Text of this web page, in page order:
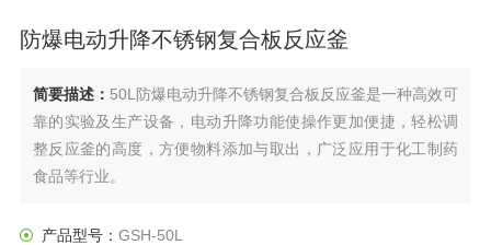
防爆电动升降不锈钢复合板反应釜
简要描述： 50L防爆电动升降不锈钢复合板反应釜是一种高效可
靠的实验及生产设备，电动升降功能使操作更加便捷，轻松调
整反应釜的高度，方便物料添加与取出，广泛应用于化工制药
食品等行业。
产品型号： GSH-50L